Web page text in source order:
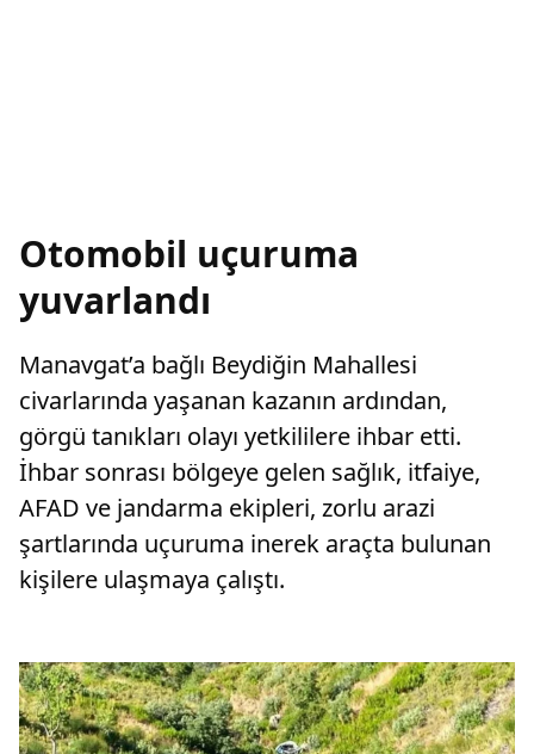
Otomobil uçuruma
yuvarlandı
Manavgat’a bağlı Beydiğin Mahallesi
civarlarında yaşanan kazanın ardından,
görgü tanıkları olayı yetkililere ihbar etti.
İhbar sonrası bölgeye gelen sağlık, itfaiye,
AFAD ve jandarma ekipleri, zorlu arazi
şartlarında uçuruma inerek araçta bulunan
kişilere ulaşmaya çalıştı.